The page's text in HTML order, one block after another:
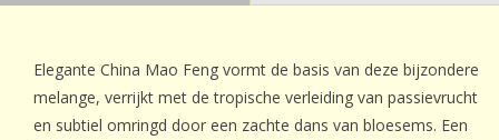
Elegante China Mao Feng vormt de basis van deze bijzondere
melange, verrijkt met de tropische verleiding van passievrucht
en subtiel omringd door een zachte dans van bloesems. Een